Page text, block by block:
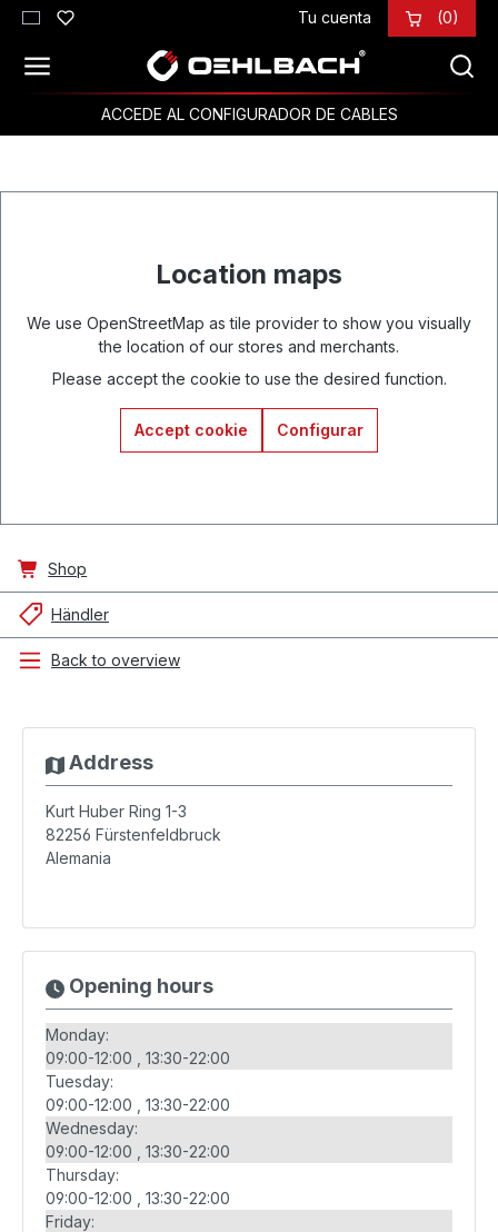
Saltar al contenido principal Tu cuenta (0)
ACCEDE AL CONFIGURADOR DE CABLES
Location maps
We use OpenStreetMap as tile provider to show you visually
the location of our stores and merchants.
Please accept the cookie to use the desired function.
Accept cookie Configurar
Shop
Händler
Back to overview
Address
Kurt Huber Ring 1-3
82256 Fürstenfeldbruck
Alemania
Opening hours
Monday:
09:00-12:00
13:30-22:00
Tuesday:
09:00-12:00
13:30-22:00
Wednesday:
09:00-12:00
13:30-22:00
Thursday:
09:00-12:00
13:30-22:00
Friday: